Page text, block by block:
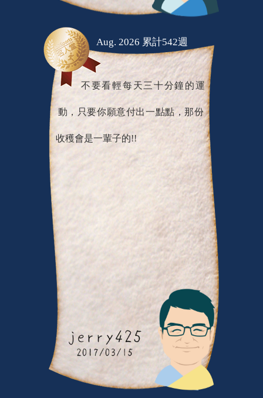
Aug. 2026 累計542週
不要看輕每天三十分鐘的運
動，只要你願意付出一點點，那份